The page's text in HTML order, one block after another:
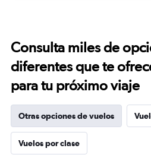
Consulta miles de
diferentes que te
para tu próximo viaje
Otras opciones de vuelos
Vuelos por clase